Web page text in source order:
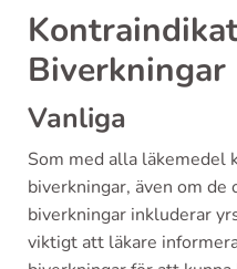
Biverkningar
Vanliga
Som med alla läkemedel
biverkningar, även om de
biverkningar inkluderar
viktigt att läkare